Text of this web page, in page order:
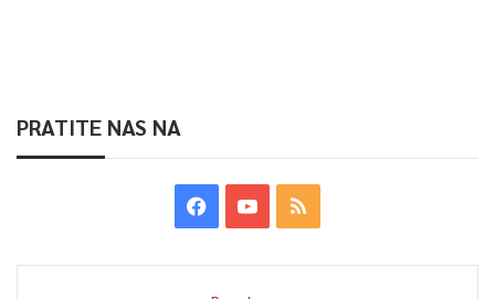
PRATITE NAS NA